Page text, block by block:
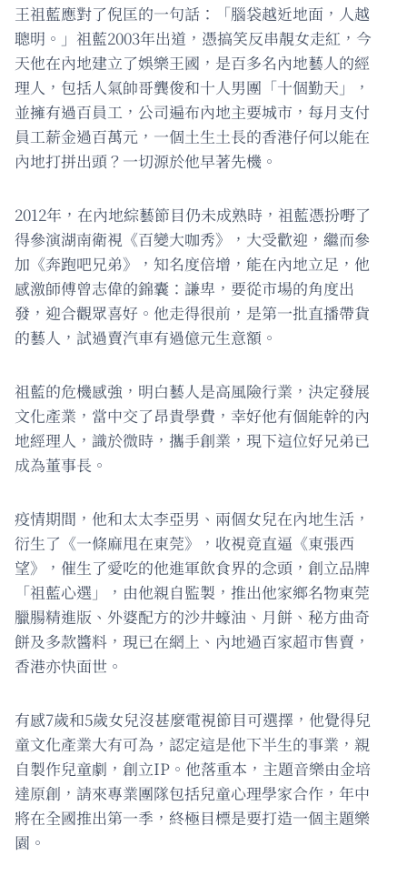
王祖藍應對了倪匡的一句話：「腦袋越近地面，人越
聰明。」祖藍2003年出道，憑搞笑反串靚女走紅，今
天他在內地建立了娛樂王國，是百多名內地藝人的經
理人，包括人氣帥哥龔俊和十人男團「十個勤天」，
並擁有過百員工，公司遍布內地主要城市，每月支付
員工薪金過百萬元，一個土生土長的香港仔何以能在
內地打拼出頭？一切源於他早著先機。
2012年，在內地綜藝節目仍未成熟時，祖藍憑扮嘢了
得參演湖南衛視《百變大咖秀》，大受歡迎，繼而參
加《奔跑吧兄弟》，知名度倍增，能在內地立足，他
感激師傅曾志偉的錦囊：謙卑，要從市場的角度出
發，迎合觀眾喜好。他走得很前，是第一批直播帶貨
的藝人，試過賣汽車有過億元生意額。
祖藍的危機感強，明白藝人是高風險行業，決定發展
文化產業，當中交了昂貴學費，幸好他有個能幹的內
地經理人，識於微時，攜手創業，現下這位好兄弟已
成為董事長。
疫情期間，他和太太李亞男、兩個女兒在內地生活，
衍生了《一條麻甩在東莞》，收視竟直逼《東張西
望》，催生了愛吃的他進軍飲食界的念頭，創立品牌
「祖藍心選」，由他親自監製，推出他家鄉名物東莞
臘腸精進版、外婆配方的沙井蠔油、月餅、秘方曲奇
餅及多款醬料，現已在網上、內地過百家超市售賣，
香港亦快面世。
有感7歲和5歲女兒沒甚麼電視節目可選擇，他覺得兒
童文化產業大有可為，認定這是他下半生的事業，親
自製作兒童劇，創立IP。他落重本，主題音樂由金培
達原創，請來專業團隊包括兒童心理學家合作，年中
將在全國推出第一季，終極目標是要打造一個主題樂
園。